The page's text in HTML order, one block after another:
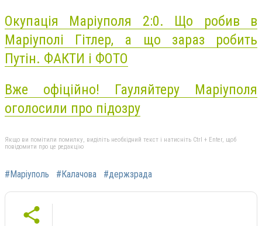
Окупація Маріуполя 2:0. Що робив в
Маріуполі Гітлер, а що зараз робить
Путін. ФАКТИ і ФОТО
Вже офіційно! Гауляйтеру Маріуполя
оголосили про підозру
Якщо ви помітили помилку, виділіть необхідний текст і натисніть Ctrl + Enter, щоб
повідомити про це редакцію
#Маріуполь #Калачова #держзрада